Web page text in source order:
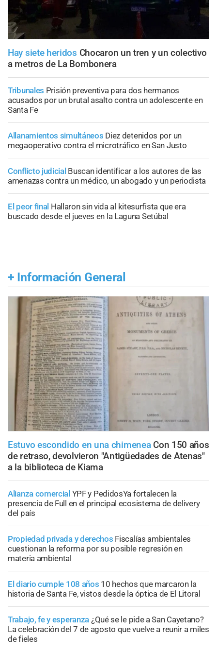
Hay siete heridos Chocaron un tren y un colectivo
a metros de La Bombonera
Tribunales Prisión preventiva para dos hermanos
acusados por un brutal asalto contra un adolescente en
Santa Fe
Allanamientos simultáneos Diez detenidos por un
megaoperativo contra el microtráfico en San Justo
Conflicto judicial Buscan identificar a los autores de las
amenazas contra un médico, un abogado y un periodista
El peor final Hallaron sin vida al kitesurfista que era
buscado desde el jueves en la Laguna Setúbal
+ Información General
Estuvo escondido en una chimenea Con 150 años
de retraso, devolvieron "Antigüedades de Atenas"
a la biblioteca de Kiama
Alianza comercial YPF y PedidosYa fortalecen la
presencia de Full en el principal ecosistema de delivery
del país
Propiedad privada y derechos Fiscalías ambientales
cuestionan la reforma por su posible regresión en
materia ambiental
El diario cumple 108 años 10 hechos que marcaron la
historia de Santa Fe, vistos desde la óptica de El Litoral
Trabajo, fe y esperanza ¿Qué se le pide a San Cayetano?
La celebración del 7 de agosto que vuelve a reunir a miles
de fieles